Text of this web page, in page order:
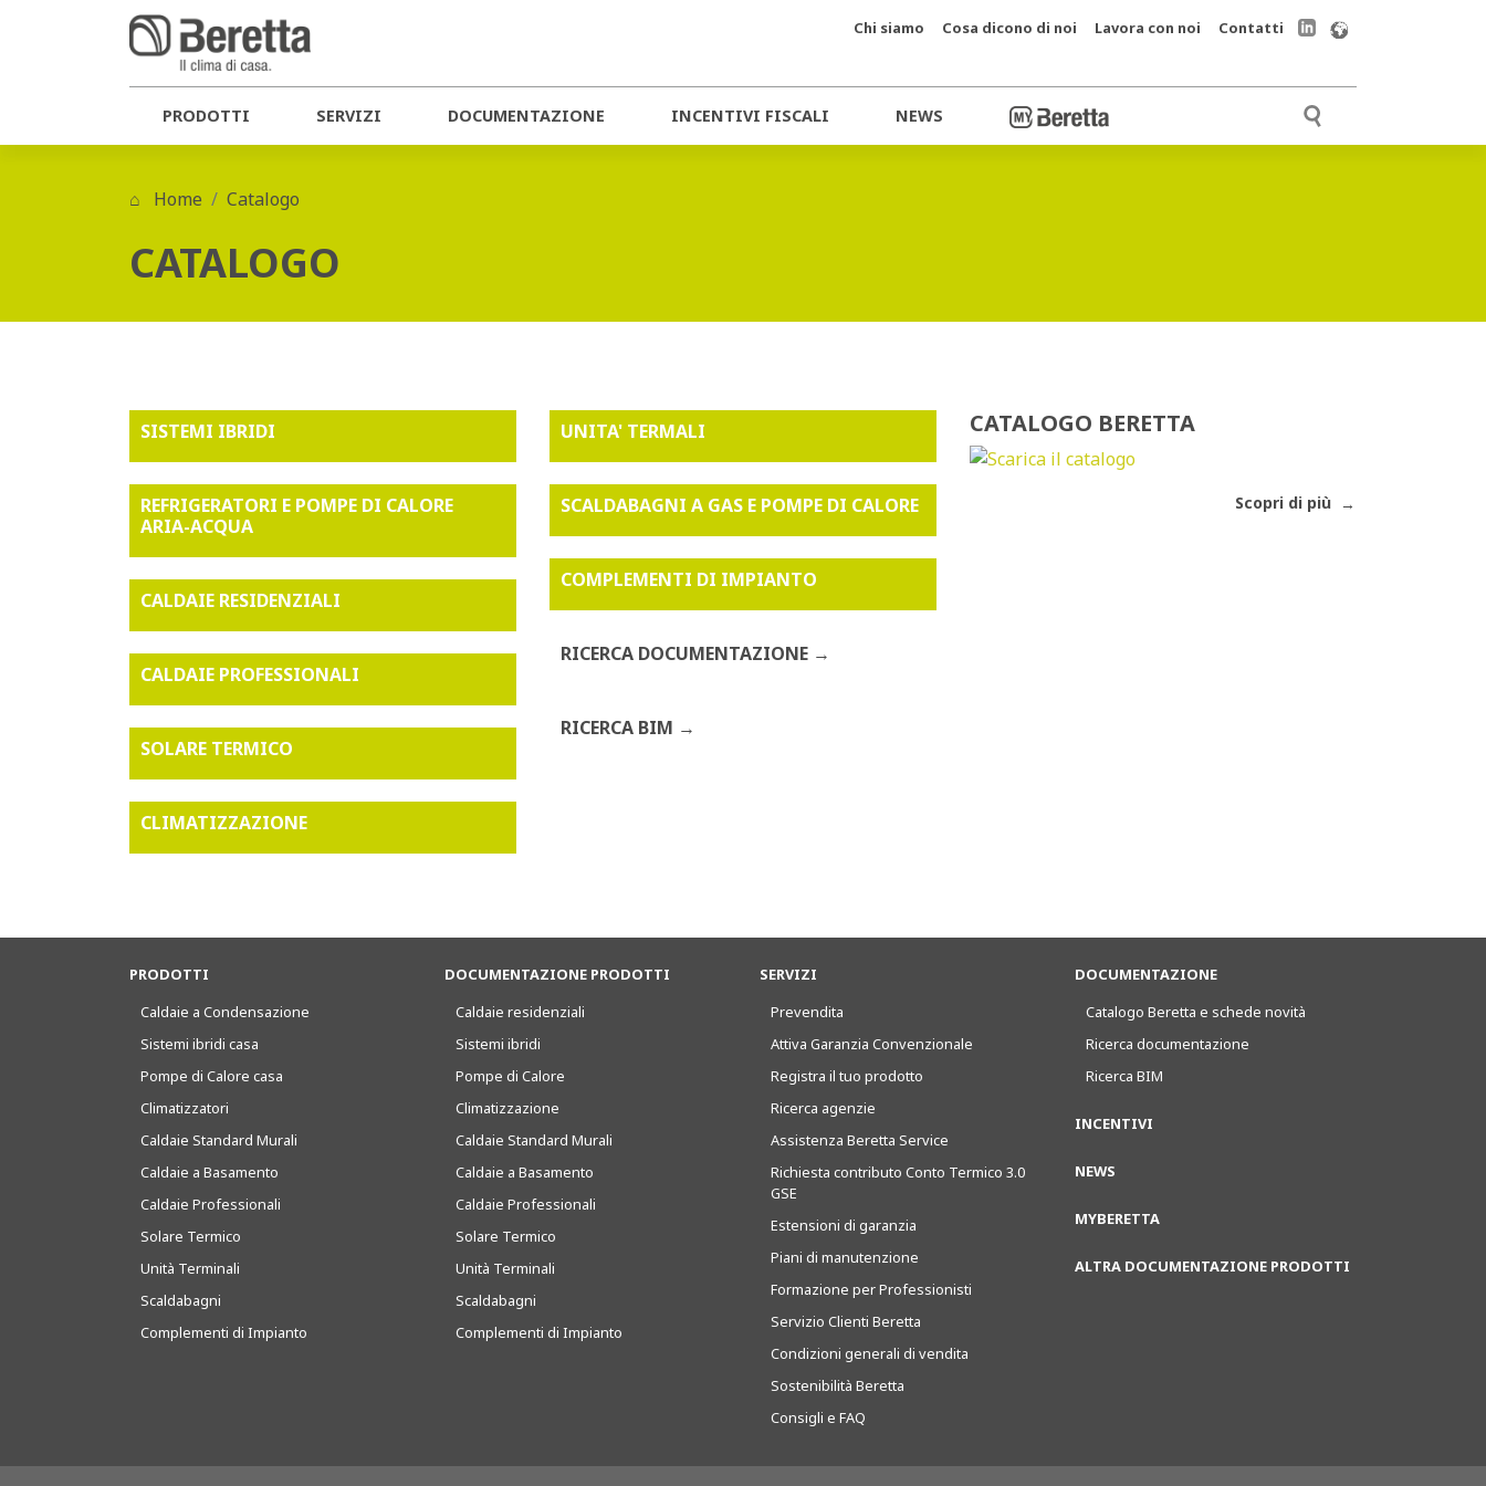
PRODOTTI SERVIZI DOCUMENTAZIONE INCENTIVI FISCALI NEWS
Chi siamo Cosa dicono di noi Lavora con noi Contatti
Home Catalogo
CATALOGO
SISTEMI IBRIDI
REFRIGERATORI E POMPE DI CALORE
ARIA-ACQUA
CALDAIE RESIDENZIALI
CALDAIE PROFESSIONALI
SOLARE TERMICO
CLIMATIZZAZIONE
UNITA' TERMALI
SCALDABAGNI A GAS E POMPE DI CALORE
COMPLEMENTI DI IMPIANTO
RICERCA DOCUMENTAZIONE
RICERCA BIM
CATALOGO BERETTA
Scopri di più
PRODOTTI
Caldaie a Condensazione
Sistemi ibridi casa
Pompe di Calore casa
Climatizzatori
Caldaie Standard Murali
Caldaie a Basamento
Caldaie Professionali
Solare Termico
Unità Terminali
Scaldabagni
Complementi di Impianto
DOCUMENTAZIONE PRODOTTI
Caldaie residenziali
Sistemi ibridi
Pompe di Calore
Climatizzazione
Caldaie Standard Murali
Caldaie a Basamento
Caldaie Professionali
Solare Termico
Unità Terminali
Scaldabagni
Complementi di Impianto
SERVIZI
Prevendita
Attiva Garanzia Convenzionale
Registra il tuo prodotto
Ricerca agenzie
Assistenza Beretta Service
Richiesta contributo Conto Termico 3.0
GSE
Estensioni di garanzia
Piani di manutenzione
Formazione per Professionisti
Servizio Clienti Beretta
Condizioni generali di vendita
Sostenibilità Beretta
Consigli e FAQ
DOCUMENTAZIONE
Catalogo Beretta e schede novità
Ricerca documentazione
Ricerca BIM
INCENTIVI
NEWS
MYBERETTA
ALTRA DOCUMENTAZIONE PRODOTTI